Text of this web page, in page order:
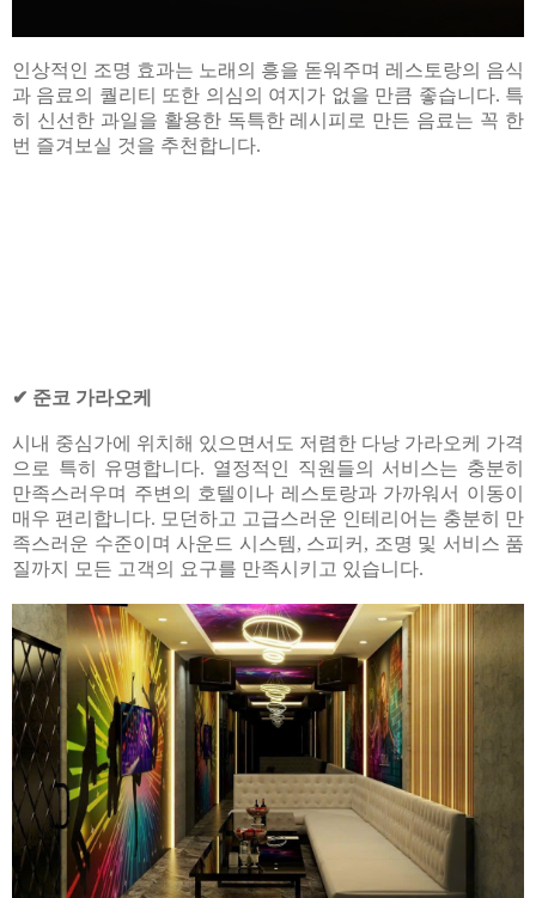
인상적인 조명 효과는 노래의 흥을 돋워주며 레스토랑의 음식
과 음료의 퀄리티 또한 의심의 여지가 없을 만큼 좋습니다. 특
히 신선한 과일을 활용한 독특한 레시피로 만든 음료는 꼭 한
번 즐겨보실 것을 추천합니다.
✔ 준코 가라오케
시내 중심가에 위치해 있으면서도 저렴한 다낭 가라오케 가격
으로 특히 유명합니다. 열정적인 직원들의 서비스는 충분히
만족스러우며 주변의 호텔이나 레스토랑과 가까워서 이동이
매우 편리합니다. 모던하고 고급스러운 인테리어는 충분히 만
족스러운 수준이며 사운드 시스템, 스피커, 조명 및 서비스 품
질까지 모든 고객의 요구를 만족시키고 있습니다.